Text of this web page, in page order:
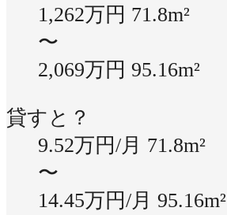
1,262万円 71.8m²
〜
2,069万円 95.16m²
貸すと？
9.52万円/月 71.8m²
〜
14.45万円/月 95.16m²